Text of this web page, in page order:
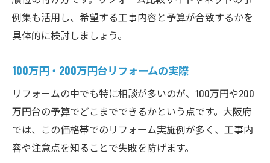
例集も活用し、希望する工事内容と予算が合致するかを
具体的に検討しましょう。
100万円・200万円台リフォームの実際
リフォームの中でも特に相談が多いのが、100万円や200
万円台の予算でどこまでできるかという点です。大阪府
では、この価格帯でのリフォーム実施例が多く、工事内
容や注意点を知ることで失敗を防げます。